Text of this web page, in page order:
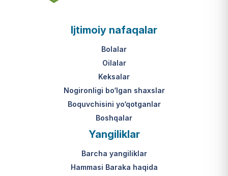
asosi nima?
(1-ilova, 6-band "j" va "l" kichik
jumladan, vasiylik, homiylik yoki
Ushbu xizmatning huquqiy
O‘zbekiston Respublikasi VMQ-893
hamda amaldagi imtiyozlar
to‘g‘risidagi qonunchilik.
Ijtimoiy nafaqalar
Bolalar
Oilalar
Keksalar
Nogironligi bo‘lgan shaxslar
Boquvchisini yo‘qotganlar
Boshqalar
Yangiliklar
Barcha yangiliklar
Hammasi Baraka haqida